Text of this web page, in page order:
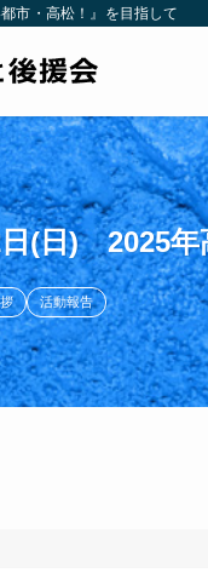
市・高松！』を目指して
(日) 2025年
活動報告